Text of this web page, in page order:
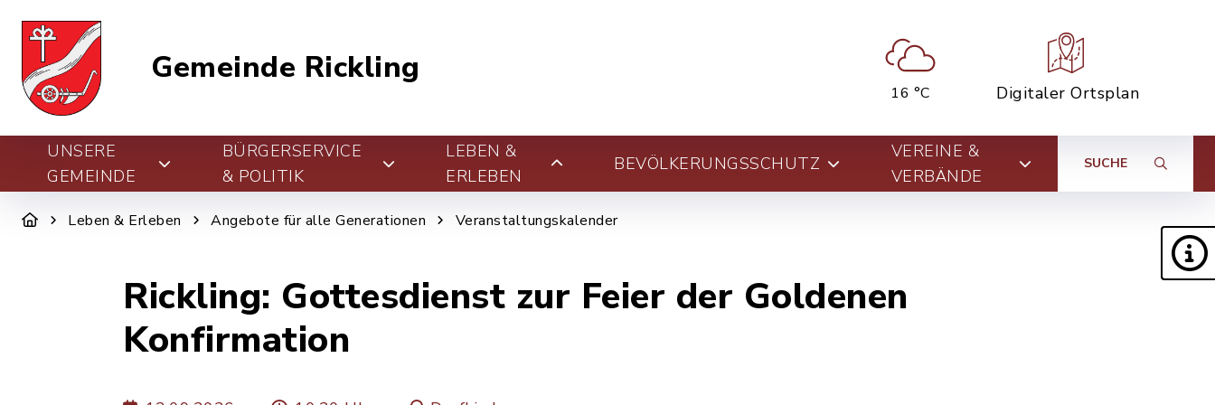
Gemeinde Rickling
16 °C Digitaler Ortsplan
UNSERE
GEMEINDE
BÜRGERSERVICE
& POLITIK
LEBEN &
ERLEBEN
BEVÖLKERUNGSSCHUTZ
VEREINE &
VERBÄNDE
SUCHE
Leben & Erleben Angebote für alle Generationen Veranstaltungskalender
Rickling: Gottesdienst zur Feier der Goldenen
Konfirmation